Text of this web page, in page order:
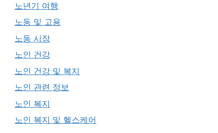
노년기 여행
노동 및 고용
노동 시장
노인 건강
노인 건강 및 복지
노인 관련 정보
노인 복지
노인 복지 및 헬스케어